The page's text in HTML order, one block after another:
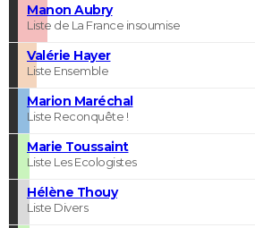
Manon Aubry
Liste de La France insoumise
Valérie Hayer
Liste Ensemble
Marion Maréchal
Liste Reconquête !
Marie Toussaint
Liste Les Ecologistes
Hélène Thouy
Liste Divers